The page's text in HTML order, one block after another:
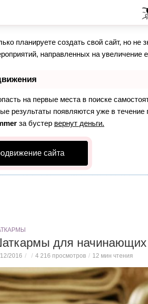
на первые места?
планируете создать свой сайт, но не
направленных на увеличение
на первые места в поиске
результаты появляются уже в
за бустер вернут деньги.
сайта
для начинающих
2016 4 216 просмотров 12 мин чтения